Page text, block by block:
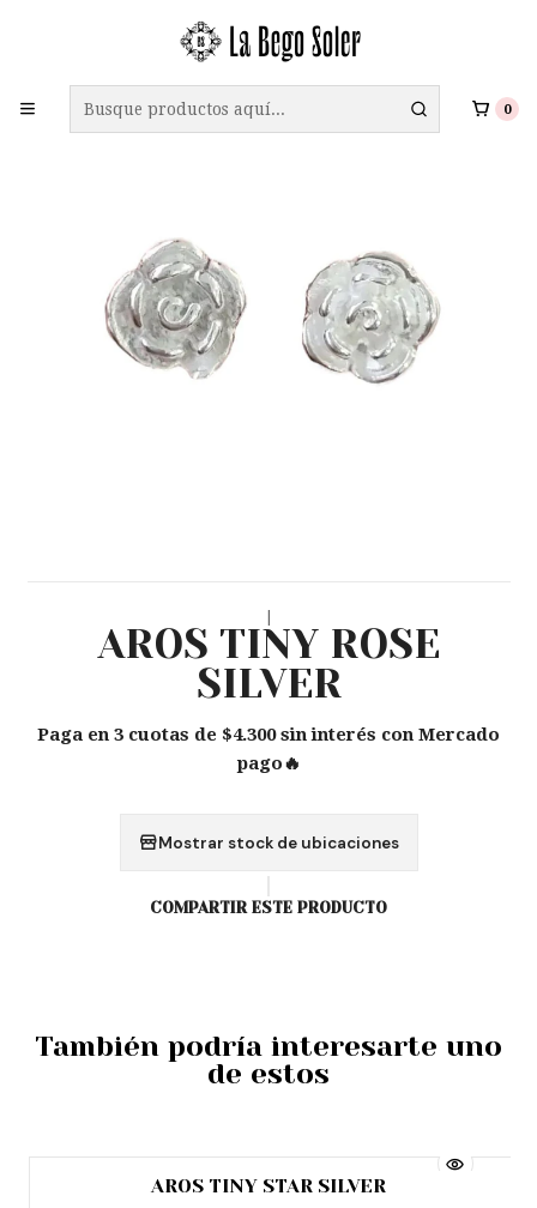
0
ENVÍO GRATIS A TODO CHILE EN COMPRAS SOBRE $69.990
|
AROS TINY ROSE
SILVER
Paga en 3 cuotas de $4.300 sin interés con Mercado
pago🔥
Mostrar stock de ubicaciones
COMPARTIR ESTE PRODUCTO
También podría interesarte uno
de estos
AROS TINY STAR SILVER